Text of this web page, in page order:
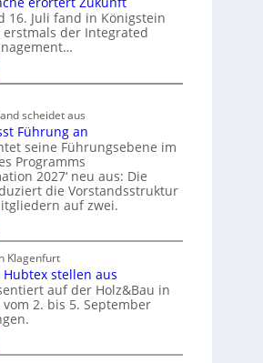
D
e
u
s
h
l
a
n
d
16. Juli fand in Königstein
erstmals der Integrated
scheidet aus
Führung an
seine Führungsebene im
Programms
2027‘ neu aus: Die
die Vorstandsstruktur
auf zwei.
Klagenfurt
stellen aus
auf der Holz&Bau in
2. bis 5. September